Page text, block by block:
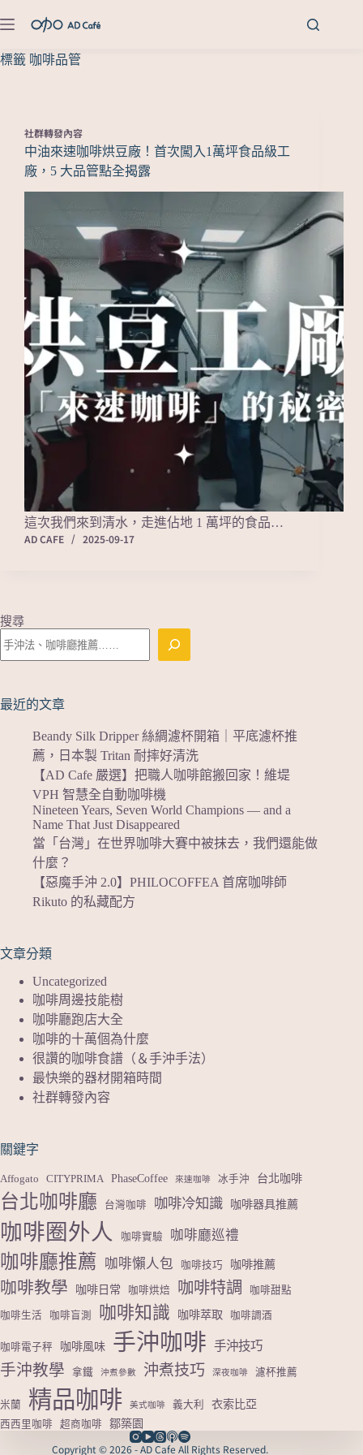
標籤 咖啡品管
社群轉發內容
中油來速咖啡烘豆廠！首次闖入1萬坪食品級工
廠，5 大品管點全揭露
這次我們來到清水，走進佔地 1 萬坪的食品…
AD CAFE
2025-09-17
搜尋
最近的文章
Beandy Silk Dripper 絲綢濾杯開箱｜平底濾杯推
薦，日本製 Tritan 耐摔好清洗
【AD Cafe 嚴選】把職人咖啡館搬回家！維堤
VPH 智慧全自動咖啡機
Nineteen Years, Seven World Champions — and a
Name That Just Disappeared
當「台灣」在世界咖啡大賽中被抹去，我們還能做
什麼？
【惡魔手沖 2.0】PHILOCOFFEA 首席咖啡師
Rikuto 的私藏配方
文章分類
Uncategorized
咖啡周邊技能樹
咖啡廳跑店大全
咖啡的十萬個為什麼
很讚的咖啡食譜（＆手沖手法）
最快樂的器材開箱時間
社群轉發內容
關鍵字
Affogato CITYPRIMA PhaseCoffee 來速咖啡 冰手沖 台北咖啡
台北咖啡廳 台灣咖啡 咖啡冷知識 咖啡器具推薦
咖啡圈外人 咖啡實驗 咖啡廳巡禮
咖啡廳推薦 咖啡懶人包 咖啡技巧 咖啡推薦
咖啡教學 咖啡日常 咖啡烘焙 咖啡特調 咖啡甜點
咖啡生活 咖啡盲測 咖啡知識 咖啡萃取 咖啡調酒
咖啡電子秤 咖啡風味 手沖咖啡 手沖技巧
手沖教學 拿鐵 沖煮參數 沖煮技巧 深夜咖啡 濾杯推薦
米蘭 精品咖啡 美式咖啡 義大利 衣索比亞
西西里咖啡 超商咖啡 鄒築園
Copyright © 2026 - AD Cafe All Rights Reserved.